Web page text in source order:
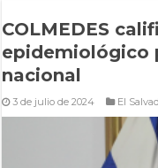
COLMEDES
epidemiológico
nacional
3 de julio de 2024 El